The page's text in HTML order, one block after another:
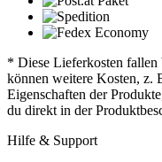
* Diese Lieferkosten fallen
können weitere Kosten, z.
Eigenschaften der
du direkt in der
Hilfe & Support